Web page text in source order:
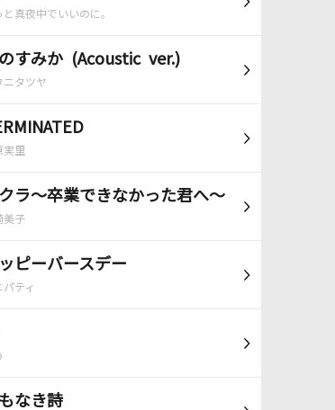
と真夜中でいいのに。
すみか (Acoustic ver.)
ニタツヤ
実里
ラ～卒業できなかった君へ～
美子
ピーバースデー
パティ
なき詩